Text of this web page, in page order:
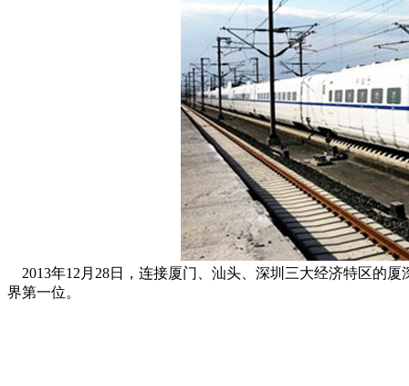
2013年12月28日，连接厦门、汕头、深圳三大经济特区的
界第一位。